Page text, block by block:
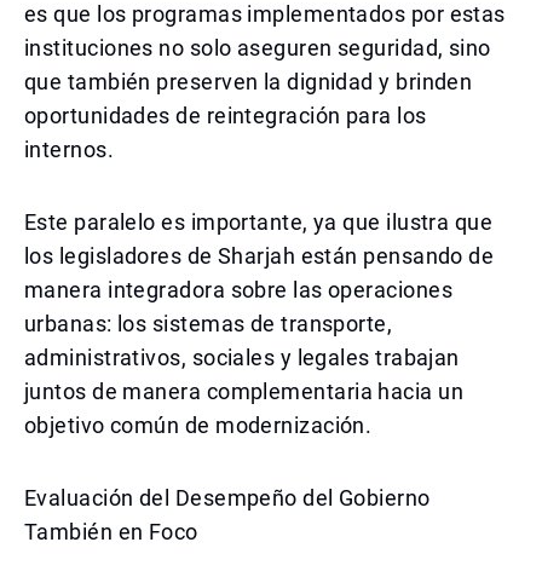
es que los programas implementados por estas
instituciones no solo aseguren seguridad, sino
que también preserven la dignidad y brinden
oportunidades de reintegración para los
internos.
Este paralelo es importante, ya que ilustra que
los legisladores de Sharjah están pensando de
manera integradora sobre las operaciones
urbanas: los sistemas de transporte,
administrativos, sociales y legales trabajan
juntos de manera complementaria hacia un
objetivo común de modernización.
Evaluación del Desempeño del Gobierno
También en Foco